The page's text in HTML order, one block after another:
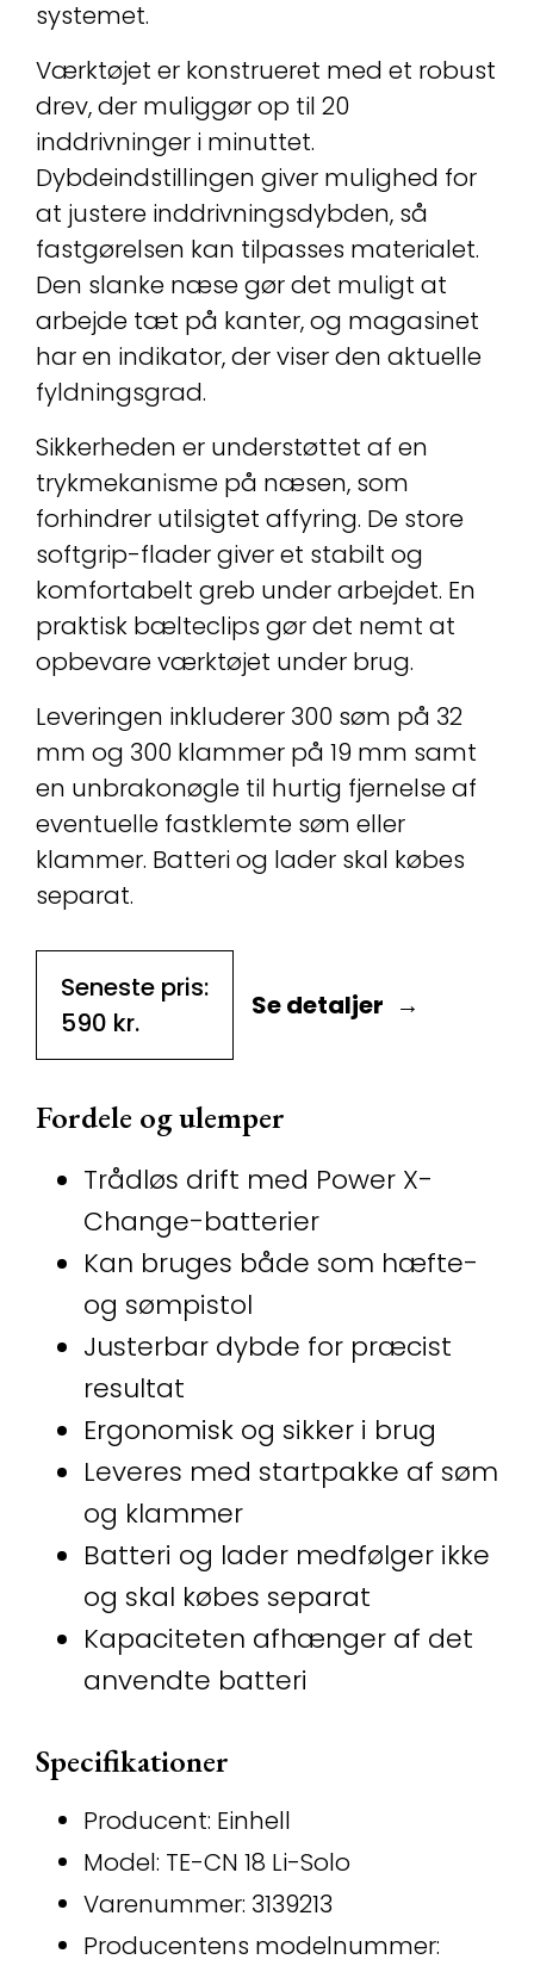
systemet.
Værktøjet er konstrueret med et robust
drev, der muliggør op til 20
inddrivninger i minuttet.
Dybdeindstillingen giver mulighed for
at justere inddrivningsdybden, så
fastgørelsen kan tilpasses materialet.
Den slanke næse gør det muligt at
arbejde tæt på kanter, og magasinet
har en indikator, der viser den aktuelle
fyldningsgrad.
Sikkerheden er understøttet af en
trykmekanisme på næsen, som
forhindrer utilsigtet affyring. De store
softgrip-flader giver et stabilt og
komfortabelt greb under arbejdet. En
praktisk bælteclips gør det nemt at
opbevare værktøjet under brug.
Leveringen inkluderer 300 søm på 32
mm og 300 klammer på 19 mm samt
en unbrakonøgle til hurtig fjernelse af
eventuelle fastklemte søm eller
klammer. Batteri og lader skal købes
separat.
Fordele og ulemper
Trådløs drift med Power X-
Change-batterier
Kan bruges både som hæfte-
og sømpistol
Justerbar dybde for præcist
resultat
Ergonomisk og sikker i brug
Leveres med startpakke af søm
og klammer
Batteri og lader medfølger ikke
og skal købes separat
Kapaciteten afhænger af det
anvendte batteri
Specifikationer
Producent: Einhell
Model: TE-CN 18 Li-Solo
Varenummer: 3139213
Producentens modelnummer:
Seneste pris:
590 kr.
Se detaljer